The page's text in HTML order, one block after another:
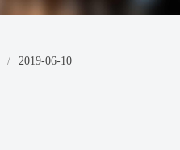
/ 2019-06-10